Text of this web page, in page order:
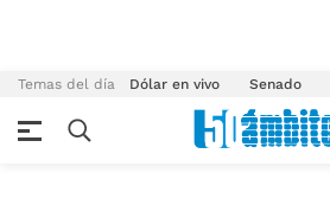
Temas del día Dólar en vivo Senado